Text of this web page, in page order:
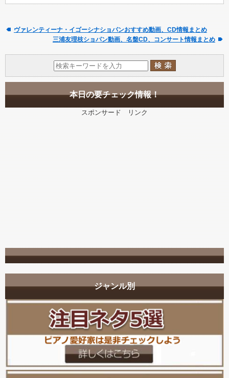
ヴァレンティーナ・イゴーシナショパンおすすめ動画、CD情報まとめ
三浦友理枝ショパン動画、名盤CD、コンサート情報まとめ
本日の要チェック情報！
スポンサード リンク
ジャンル別